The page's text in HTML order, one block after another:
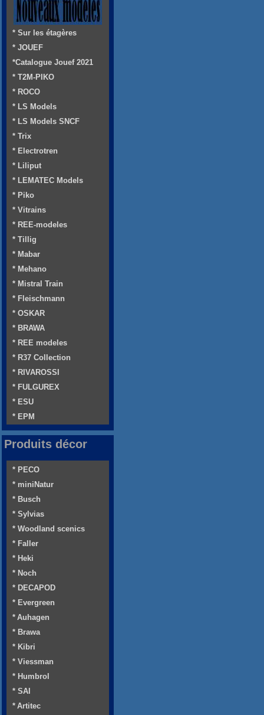
* Sur les étagères
* JOUEF
*Catalogue Jouef 2021
* T2M-PIKO
* ROCO
* LS Models
* LS Models SNCF
* Trix
* Electrotren
* Liliput
* LEMATEC Models
* Piko
* Vitrains
* REE-modeles
* Tillig
* Mabar
* Mehano
* Mistral Train
* Fleischmann
* OSKAR
* BRAWA
* REE modeles
* R37 Collection
* RIVAROSSI
* FULGUREX
* ESU
* EPM
Produits décor
* PECO
* miniNatur
* Busch
* Sylvias
* Woodland scenics
* Faller
* Heki
* Noch
* DECAPOD
* Evergreen
* Auhagen
* Brawa
* Kibri
* Viessman
* Humbrol
* SAI
* Artitec